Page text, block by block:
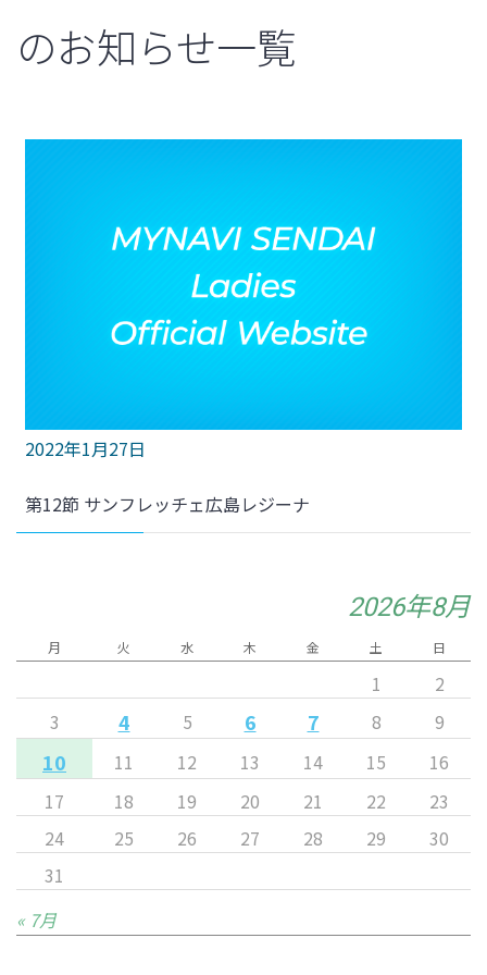
のお知らせ一覧
2022年1月27日
第12節 サンフレッチェ広島レジーナ
2026年8月
月 火 水 木 金 土 日
1
2
3
4 5 6 7 8 9
10 11 12 13 14 15
16
17
18 19 20 21 22
23
24
25 26 27 28 29
30
31
« 7月